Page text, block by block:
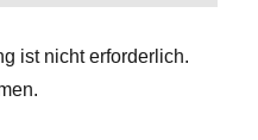
ist nicht erforderlich.